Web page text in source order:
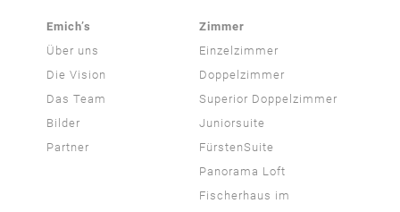
Emich’s
Über uns
Die Vision
Das Team
Bilder
Partner
Zimmer
Einzelzimmer
Doppelzimmer
Superior Doppelzimmer
Juniorsuite
FürstenSuite
Panorama Loft
Fischerhaus im